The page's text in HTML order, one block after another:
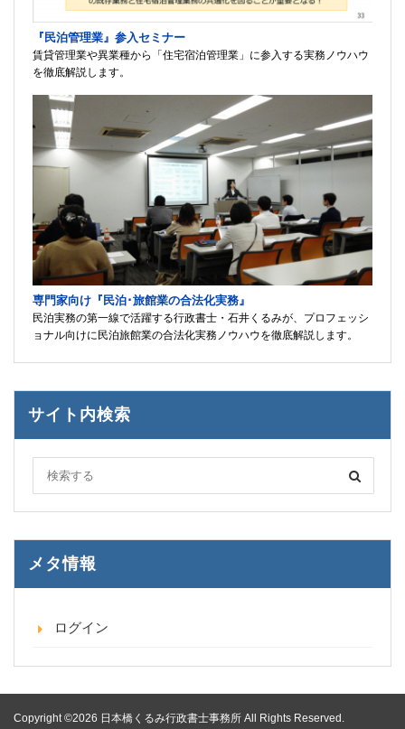
『民泊管理業』参入セミナー
賃貸管理業や異業種から「住宅宿泊管理業」に参入する実務ノウハウ
を徹底解説します。
専門家向け『民泊･旅館業の合法化実務』
民泊実務の第一線で活躍する行政書士・石井くるみが、プロフェッシ
ョナル向けに民泊旅館業の合法化実務ノウハウを徹底解説します。
サイト内検索
メタ情報
ログイン
Copyright ©2026 日本橋くるみ行政書士事務所 All Rights Reserved.